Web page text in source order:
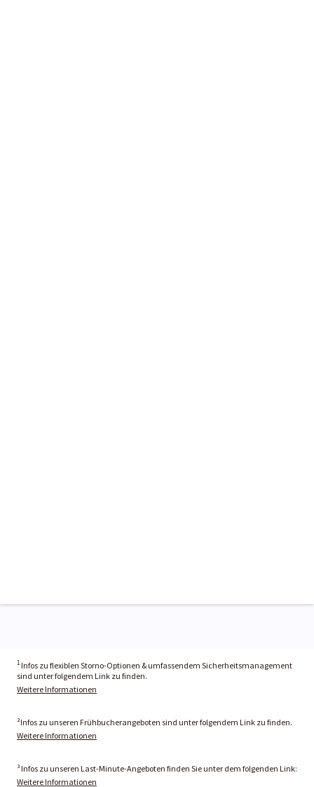
1 Infos zu flexiblen Storno-Optionen & umfassendem Sicherheitsmanagement
sind unter folgendem Link zu finden.
Weitere Informationen
²Infos zu unseren Frühbucherangeboten sind unter folgendem Link zu finden.
Weitere Informationen
³ Infos zu unseren Last-Minute-Angeboten finden Sie unter dem folgenden Link:
Weitere Informationen